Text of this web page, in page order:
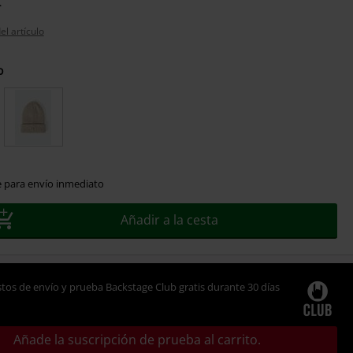
artículo
para envío inmediato
Añadir a la cesta
de envío y prueba Backstage Club gratis durante 30 días
Añade la suscripción de prueba al carrito.